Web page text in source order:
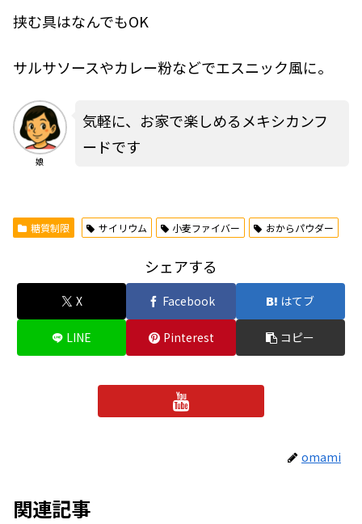
挟む具はなんでもOK
サルサソースやカレー粉などでエスニック風に。
娘
気軽に、お家で楽しめるメキシカンフ
ードです
糖質制限 サイリウム 小麦ファイバー おからパウダー
シェアする
X Facebook はてブ
LINE Pinterest コピー
omami
関連記事